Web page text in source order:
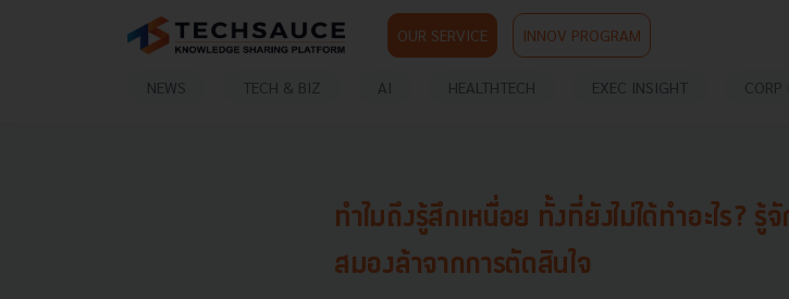
OUR SERVICE INNOV PROGRAM
NEWS TECH & BIZ AI HEALTHTECH EXEC INSIGHT CORP
ทำไมถึงรู้สึกเหนื่อย ทั้งที่ยังไม่ได้ทำอะไร?
สมองล้าจากการตัดสินใจ